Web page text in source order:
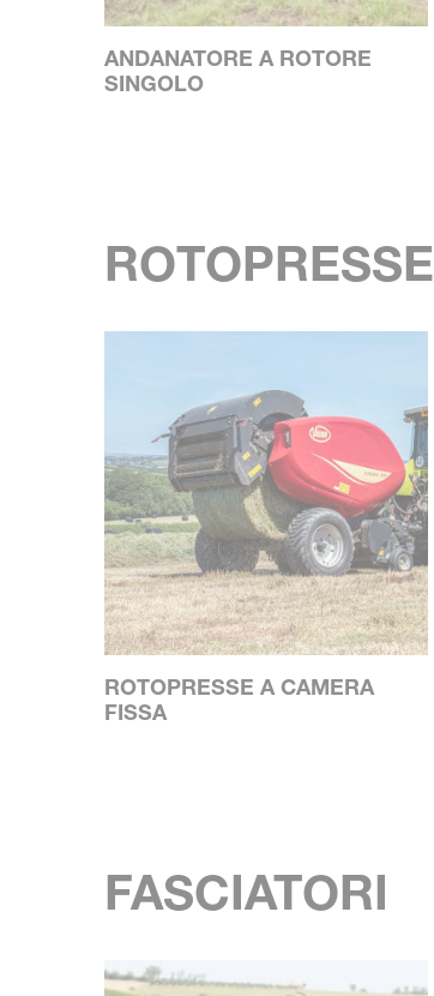
ANDANATORE A ROTORE
SINGOLO
ROTOPRESSE
ROTOPRESSE A CAMERA
FISSA
FASCIATORI